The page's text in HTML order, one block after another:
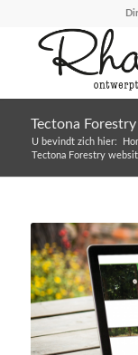
Tectona
U bevindt zich hier:
Tectona Forestry